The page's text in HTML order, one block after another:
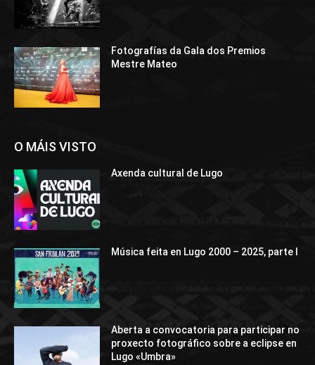
Fotografías da Gala dos Premios
Mestre Mateo
O MÁIS VISTO
Axenda cultural de Lugo
Música feita en Lugo 2000 – 2025, parte I
Aberta a convocatoria para participar no
proxecto fotográfico sobre a eclipse en
Lugo «Umbra»